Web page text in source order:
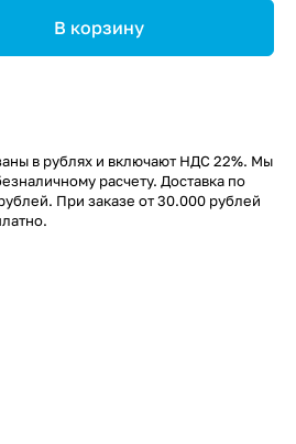
В корзину
в рублях и включают НДС 22%. Мы
расчету. Доставка по
При заказе от 30.000 рублей